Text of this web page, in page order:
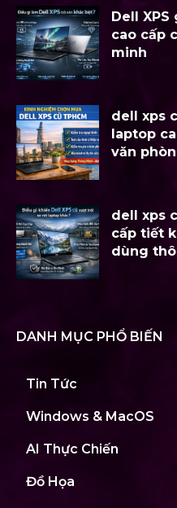
Dell
cao cấp
minh
dell xps
laptop
văn
dell xps
cấp tiết
dùng
DANH MỤC PHỔ BIẾN
Tin Tức
Windows & MacOS
AI Thực Chiến
Đồ Họa